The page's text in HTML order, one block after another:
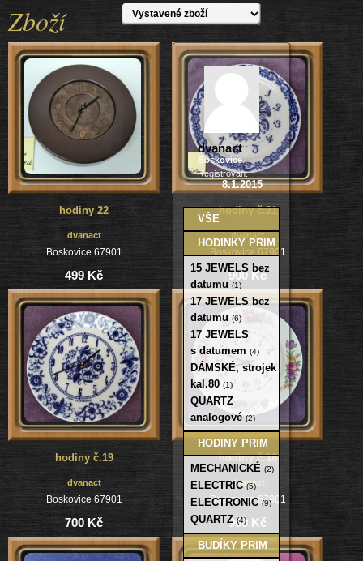
Zboží
dvanact
Boskovice
Registrován:
8.1.2015
VŠE
HODINKY PRIM
15 JEWELS bez
datumu (1)
17 JEWELS bez
datumu (6)
17 JEWELS
s datumem (4)
DÁMSKÉ, strojek
kal.80 (1)
QUARTZ
analogové(2)
HODINY PRIM
MECHANICKÉ (2)
ELECTRIC(5)
ELECTRONIC(9)
QUARTZ(4)
BUDÍKY PRIM
hodiny 22
dvanact
Boskovice 67901
499 Kč
hodiny č.21
dvanact
Boskovice 67901
900 Kč
hodiny č.19
dvanact
Boskovice 67901
700 Kč
hodiny č.18
dvanact
Boskovice 67901
900 Kč